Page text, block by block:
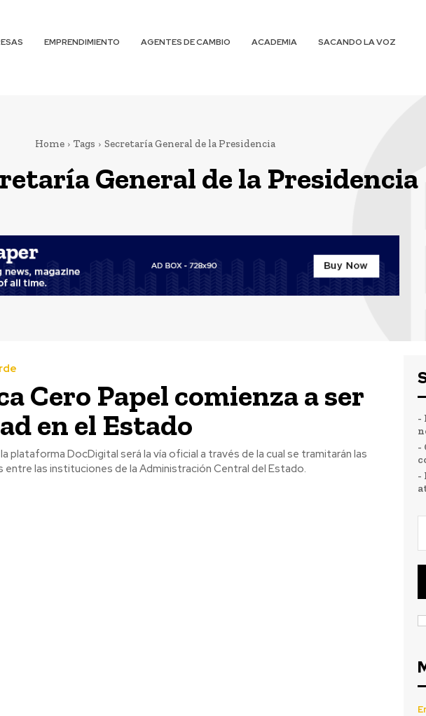
EMPRENDIMIENTO AGENTES DE CAMBIO ACADEMIA
SACANDO LA VOZ
Home Tags Secretaría General de la Presidencia
General de la Presidencia
Cero Papel comienza a ser
en el Estado
plataforma DocDigital será la vía oficial a través de la cual se tramitarán las
entre las instituciones de la Administración Central del Estado.
-
-
-